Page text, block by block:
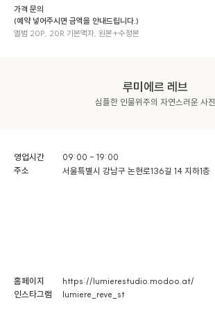
가격 문의
(예약 넣어주시면 금액을 안내드립니다.)
앨범 20P, 20R 기본액자, 원본+수정본
루미에르 레브
심플한 인물위주의 자연스러운 사진
영업시간
09:00 - 19:00
주소
서울특별시 강남구 논현로136길 14 지하1층
홈페이지
https://lumierestudio.modoo.at/
인스타그램
lumiere_reve_st